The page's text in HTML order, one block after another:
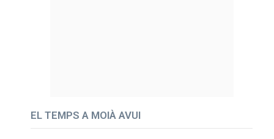
EL TEMPS A MOIÀ AVUI